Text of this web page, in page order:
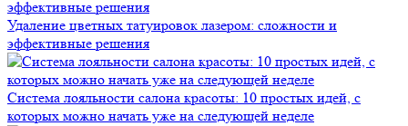
Удаление цветных татуировок лазером: сложности и
эффективные решения
Система лояльности салона красоты: 10 простых идей, с
которых можно начать уже на следующей неделе